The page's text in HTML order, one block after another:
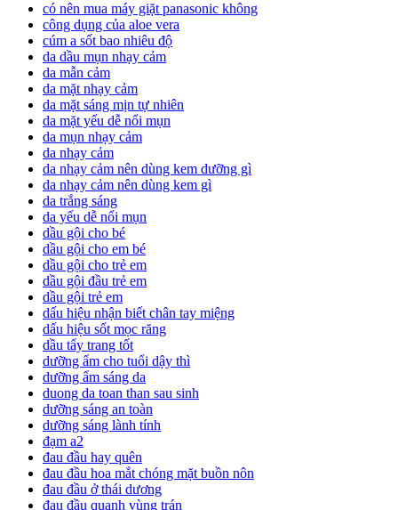
có nên mua máy giặt panasonic không
công dụng của aloe vera
cúm a sốt bao nhiêu độ
da dầu mụn nhạy cảm
da mẫn cảm
da mặt nhạy cảm
da mặt sáng mịn tự nhiên
da mặt yếu dễ nổi mụn
da mụn nhạy cảm
da nhạy cảm
da nhạy cảm nên dùng kem dưỡng gì
da nhạy cảm nên dùng kem gì
da trắng sáng
da yếu dễ nổi mụn
dầu gội cho bé
dầu gội cho em bé
dầu gội cho trẻ em
dầu gội đầu trẻ em
dầu gội trẻ em
dấu hiệu nhận biết chân tay miệng
dấu hiệu sốt mọc răng
dầu tẩy trang tốt
dưỡng ẩm cho tuổi dậy thì
dưỡng ẩm sáng da
duong da toan than sau sinh
dưỡng sáng an toàn
dưỡng sáng lành tính
đạm a2
đau đầu hay quên
đau đầu hoa mắt chóng mặt buồn nôn
đau đầu ở thái dương
đau đầu quanh vùng trán